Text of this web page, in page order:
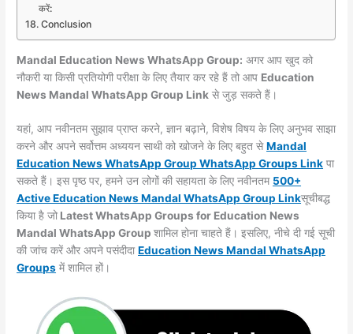
करें:
Conclusion
Mandal Education News WhatsApp Group: अगर आप खुद को
नौकरी या किसी प्रतियोगी परीक्षा के लिए तैयार कर रहे हैं तो आप Education
News Mandal WhatsApp Group Link से जुड़ सकते हैं।
यहां, आप नवीनतम सुझाव प्राप्त करने, ज्ञान बढ़ाने, विशेष विषय के लिए अनुभव साझा
करने और अपने सर्वोत्तम अध्ययन साथी को खोजने के लिए बहुत सेMandal
Education News WhatsApp Group WhatsApp GroupsLink पा
सकते हैं। इस पृष्ठ पर, हमने उन लोगों की सहायता के लिए नवीनतम 500+
Active Education News Mandal WhatsApp Group Linkसूचीबद्ध
किया है जो Latest WhatsApp Groups for Education News
Mandal WhatsApp Groupशामिल होना चाहते हैं। इसलिए, नीचे दी गई सूची
की जांच करें और अपने पसंदीदाEducation News Mandal WhatsApp
Groups में शामिल हों।